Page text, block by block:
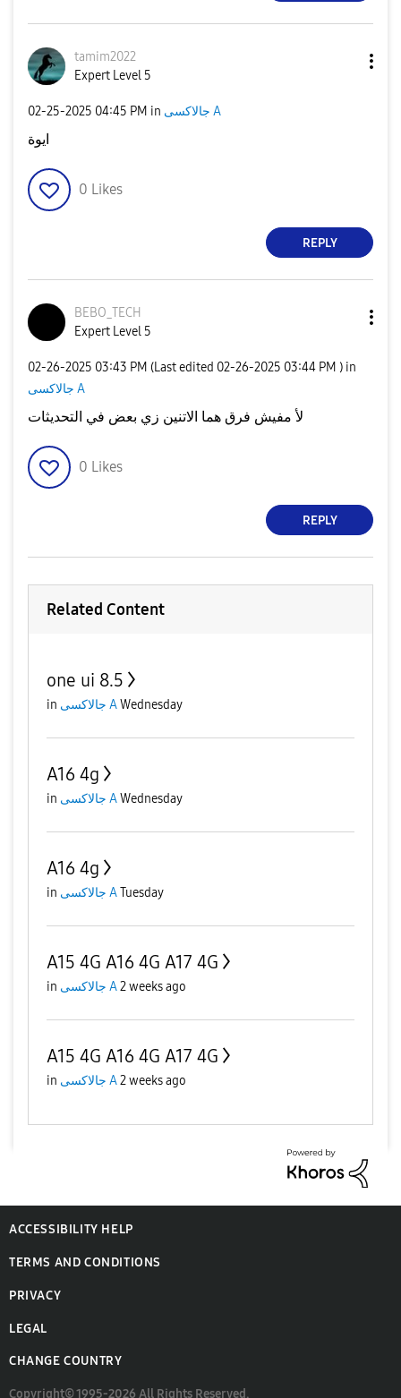
tamim2022
Expert Level 5
‎02-25-2025 04:45 PM in جالاكسى A
ايوة
0 Likes
REPLY
BEBO_TECH
Expert Level 5
‎02-26-2025 03:43 PM (Last edited ‎02-26-2025 03:44 PM ) in
جالاكسى A
لأ مفيش فرق هما الاتنين زي بعض في التحديثات
0 Likes
REPLY
Related Content
one ui 8.5
in جالاكسى AWednesday
A16 4g
in جالاكسى AWednesday
A16 4g
in جالاكسى ATuesday
A15 4G A16 4G A17 4G
in جالاكسى A2 weeks ago
A15 4G A16 4G A17 4G
in جالاكسى A2 weeks ago
ACCESSIBILITY HELP
TERMS AND CONDITIONS
PRIVACY
LEGAL
CHANGE COUNTRY
Copyright© 1995-2026 All Rights Reserved.